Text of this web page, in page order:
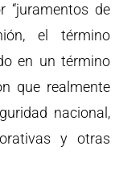
“juramentos de
el término
en un término
que realmente
nacional,
y otras